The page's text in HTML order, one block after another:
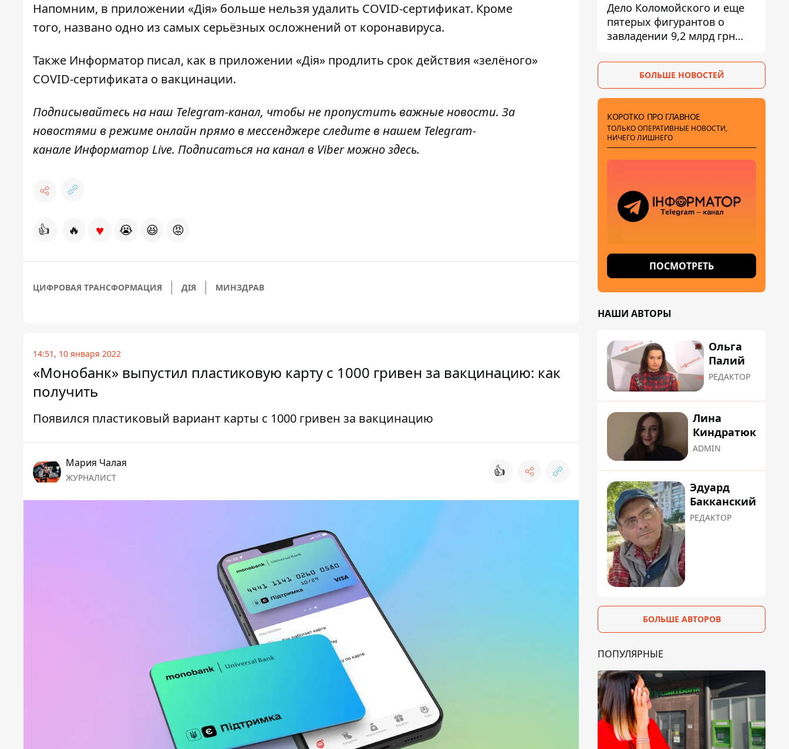
Напомним, в приложении «Дія» больше нельзя удалить COVID-сертификат. Кроме
того, названо одно из самых серьёзных осложнений от коронавируса.
Также Информатор писал, как в приложении «Дія» продлить срок действия «зелёного»
COVID-сертификата о вакцинации.
Подписывайтесь на наш Telegram-канал, чтобы не пропустить важные новости. За
новостями в режиме онлайн прямо в мессенджере следите в нашем Telegram-
канале Информатор Live. Подписаться на канал в Viber можноздесь.
👍 🔥 ♥ 😭 😆 😡
ЦИФРОВАЯ ТРАНСФОРМАЦИЯ ДІЯ МИНЗДРАВ
14:51, 10 января 2022
«Монобанк» выпустил пластиковую карту с 1000 гривен за вакцинацию: как
получить
Появился пластиковый вариант карты с 1000 гривен за вакцинацию
Мария Чалая
ЖУРНАЛИСТ 👍
Дело Коломойского и еще
пятерых фигурантов о
завладении 9,2 млрд грн
суд
БОЛЬШЕ НОВОСТЕЙ
КОРОТКО ПРО ГЛАВНОЕ
ТОЛЬКО ОПЕРАТИВНЫЕ НОВОСТИ,
НИЧЕГО ЛИШНЕГО
ПОСМОТРЕТЬ
НАШИ АВТОРЫ
Ольга
Палий
РЕДАКТОР
Лина
Киндратюк
ADMIN
Эдуард
Бакканский
РЕДАКТОР
БОЛЬШЕ АВТОРОВ
ПОПУЛЯРНЫЕ